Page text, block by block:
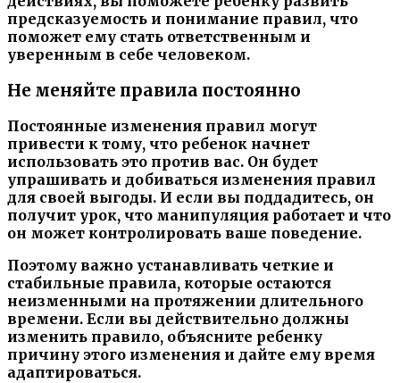
предсказуемость и понимание правил, что
поможет ему стать ответственным и
уверенным в себе человеком.
Не меняйте правила постоянно
Постоянные изменения правил могут
привести к тому, что ребенок начнет
использовать это против вас. Он будет
упрашивать и добиваться изменения правил
для своей выгоды. И если вы поддадитесь, он
получит урок, что манипуляция работает и что
он может контролировать ваше поведение.
Поэтому важно устанавливать четкие и
стабильные правила, которые остаются
неизменными на протяжении длительного
времени. Если вы действительно должны
изменить правило, объясните ребенку
причину этого изменения и дайте ему время
адаптироваться.